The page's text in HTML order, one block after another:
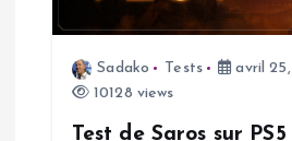
Sadako Tests
avril
10128 views
Test de Saros sur